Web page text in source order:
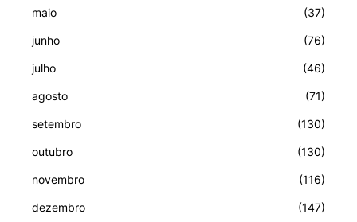
maio (37)
junho (76)
julho (46)
agosto (71)
setembro (130)
outubro (130)
novembro (116)
dezembro (147)